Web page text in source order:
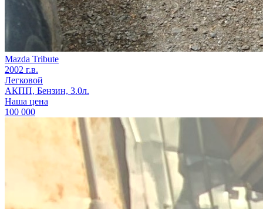
Mazda Tribute
2002 г.в.
Легковой
АКПП, Бензин, 3.0л.
Наша цена
100 000